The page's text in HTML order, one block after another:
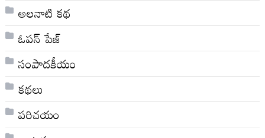
అల‌నాటి క‌థ‌
ఓపన్ పేజ్
సంపాదకీయం
కథలు
పరిచయం